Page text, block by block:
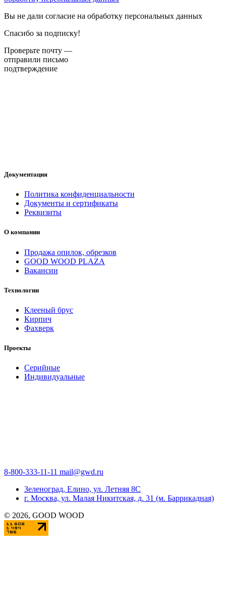
Вы не дали согласие на обработку персональных данных
Спасибо за подписку!
Проверьте почту —
отправили письмо
подтверждение
Документация
Политика конфиденциальности
Документы и сертификаты
Реквизиты
О компании
Продажа опилок, обрезков
GOOD WOOD PLAZA
Вакансии
Технологии
Клееный брус
Кирпич
Фахверк
Проекты
Серийные
Индивидуальные
8-800-333-11-11 mail@gwd.ru
Зеленоград, Елино, ул. Летняя 8С
г. Москва, ул. Малая Никитская, д. 31 (м. Баррикадная)
© 2026, GOOD WOOD